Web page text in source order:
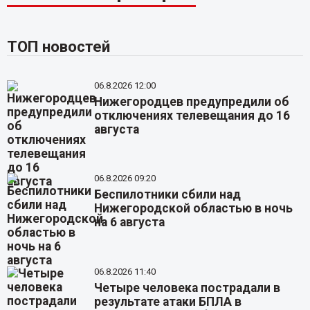
ТОП новостей
06.8.2026 12:00
Нижегородцев предупредили об
отключениях телевещания до 16
августа
06.8.2026 09:20
Беспилотники сбили над
Нижегородской областью в ночь
на 6 августа
06.8.2026 11:40
Четыре человека пострадали в
результате атаки БПЛА в